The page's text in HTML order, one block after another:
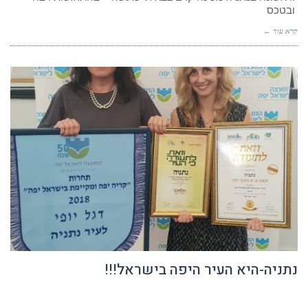
קרא עוד ←
נתניה-היא העיר היפה בישראל!!!
ספטמבר 5, 2018 3:12 pm אין תגובות